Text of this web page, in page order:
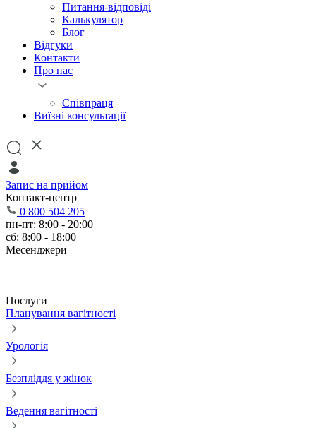
Питання-відповіді
Калькулятор
Блог
Відгуки
Контакти
Про нас
Співпраця
Виїзні консультації
Запис на прийом
Контакт-центр
0 800 504 205
пн-пт: 8:00 - 20:00
сб: 8:00 - 18:00
Месенджери
Послуги
Планування вагітності
Урологія
Безпліддя у жінок
Ведення вагітності